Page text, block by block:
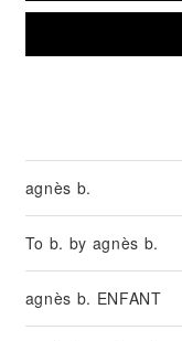
agnès b.
To b. by agnès b.
agnès b. ENFANT